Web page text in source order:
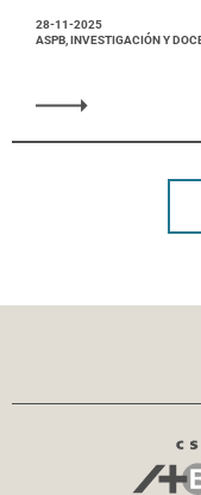
28-11-2025
ASPB, INVESTIGACIÓN Y